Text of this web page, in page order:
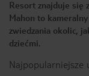
Resort znajduje się
Mahon to
zwiedzania okolic,
dziećmi.
Najpopularniejsze